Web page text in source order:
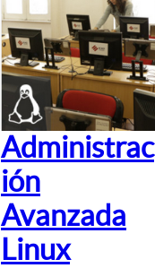
Administrac
ión
Avanzada
Linux